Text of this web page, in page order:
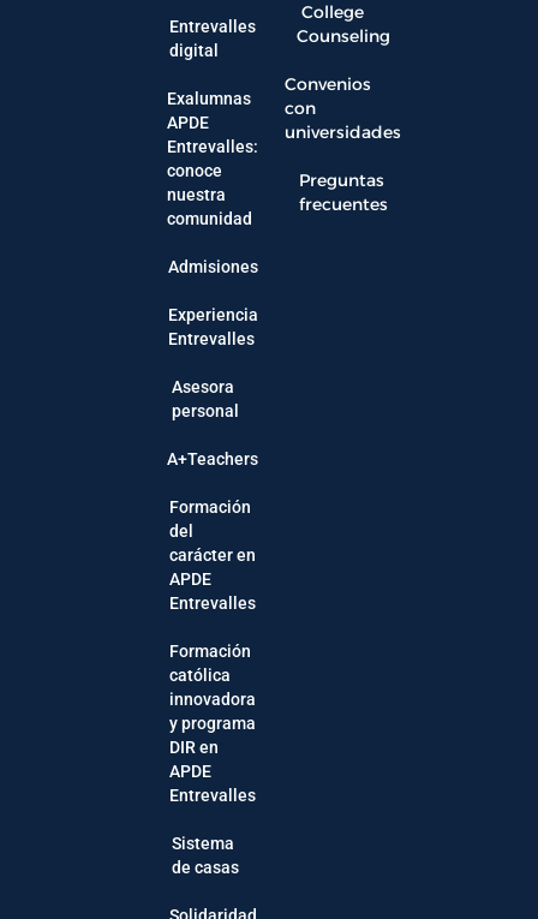
Entrevalles
digital
Exalumnas
APDE
Entrevalles:
conoce
nuestra
comunidad
Admisiones
Experiencia
Entrevalles
Asesora
personal
A+Teachers
Formación
del
carácter en
APDE
Entrevalles
Formación
católica
innovadora
y programa
DIR en
APDE
Entrevalles
Sistema
de casas
College
Counseling
Convenios
con
universidades
Preguntas
frecuentes